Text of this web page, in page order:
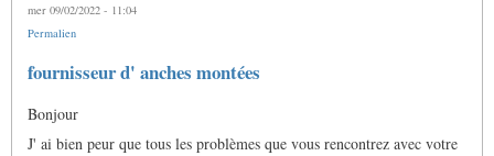
mer 09/02/2022 - 11:04
Permalien
fournisseur d' anches montées
Bonjour
J' ai bien peur que tous les problèmes que vous rencontrez avec votre